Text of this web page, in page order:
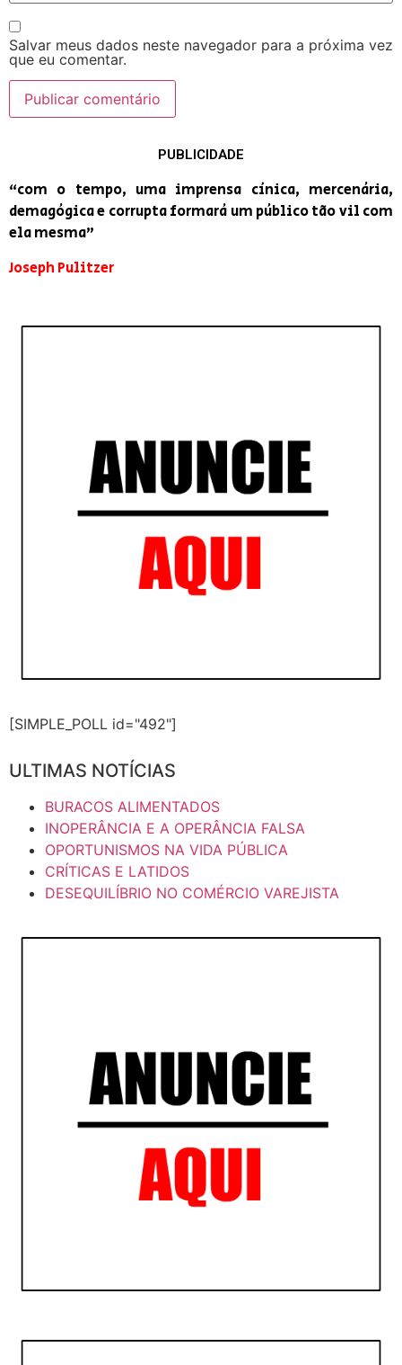
Salvar meus dados neste navegador para a próxima vez
que eu comentar.
PUBLICIDADE
“com o tempo, uma imprensa cínica, mercenária,
demagógica e corrupta formará um público tão vil com
ela mesma”
Joseph Pulitzer
[SIMPLE_POLL id="492"]
ULTIMAS NOTÍCIAS
BURACOS ALIMENTADOS
INOPERÂNCIA E A OPERÂNCIA FALSA
OPORTUNISMOS NA VIDA PÚBLICA
CRÍTICAS E LATIDOS
DESEQUILÍBRIO NO COMÉRCIO VAREJISTA